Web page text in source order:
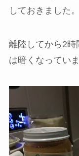
しておきました。
離陸してから2
は暗くなってい